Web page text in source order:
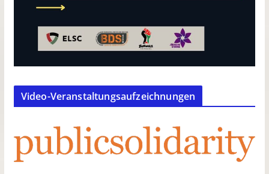
Video-Veranstaltungsaufzeichnungen